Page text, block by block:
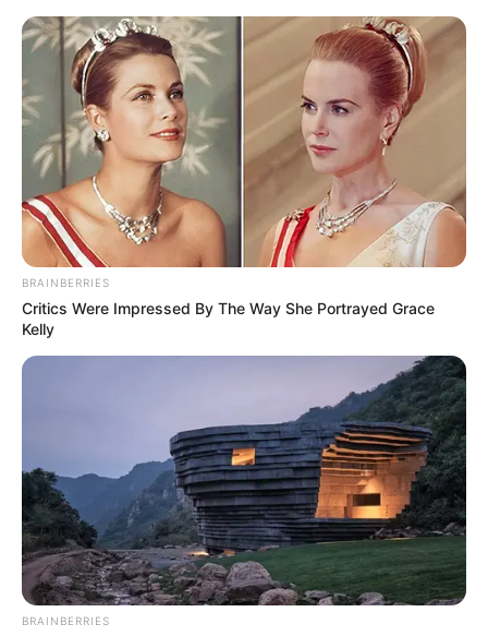
HOME
INSPIRASI
STYLE
FILM &
SERIES
NGAKAK
QUOTES
HYPE
MORE
BRAINBERRIES
Critics Were Impressed By The Way She Portrayed Grace
Kelly
BRAINBERRIES